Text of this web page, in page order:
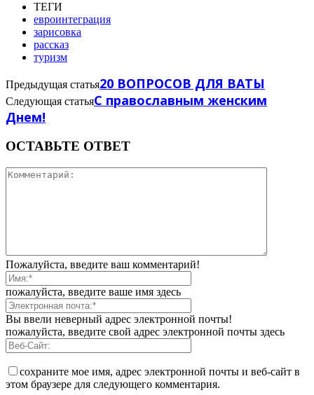
ТЕГИ
евроинтеграция
зарисовка
рассказ
туризм
Предыдущая статья20 ВОПРОСОВ ДЛЯ ВАТЫ
Следующая статьяC православным женским
Днем!
ОСТАВЬТЕ ОТВЕТ
Пожалуйста, введите ваш комментарий!
пожалуйста, введите ваше имя здесь
Вы ввели неверный адрес электронной почты!
пожалуйста, введите свой адрес электронной почты здесь
сохраните мое имя, адрес электронной почты и веб-сайт в
этом браузере для следующего комментария.